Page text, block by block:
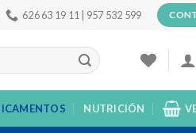
626 63 19 11 | 957 532 599
NUTRICIÓN